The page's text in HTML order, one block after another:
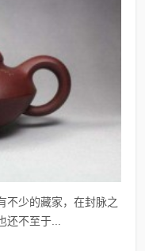
不少的藏家，在封脉之
不至于...